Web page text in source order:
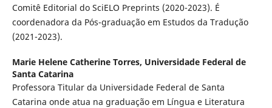
Comitê Editorial do SciELO Preprints (2020-2023). É
coordenadora da Pós-graduação em Estudos da Tradução
(2021-2023).
Marie Helene Catherine Torres, Universidade Federal de
Santa Catarina
Professora Titular da Universidade Federal de Santa
Catarina onde atua na graduação em Língua e Literatura